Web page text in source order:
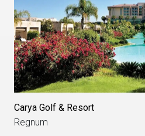
Carya Golf & Resort
Regnum